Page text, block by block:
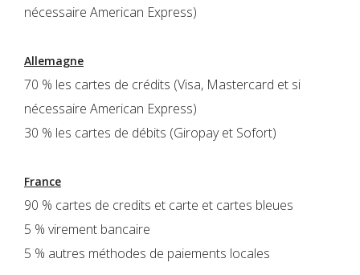
nécessaire American Express)
Allemagne
70 % les cartes de crédits (Visa, Mastercard et si
nécessaire American Express)
30 % les cartes de débits (Giropay et Sofort)
France
90 % cartes de credits et carte et cartes bleues
5 % virement bancaire
5 % autres méthodes de paiements locales